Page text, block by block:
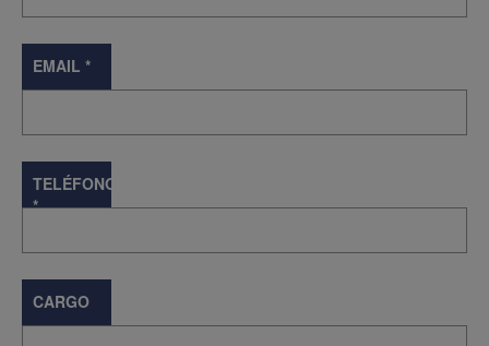
EMAIL *
TELÉFONO
*
CARGO